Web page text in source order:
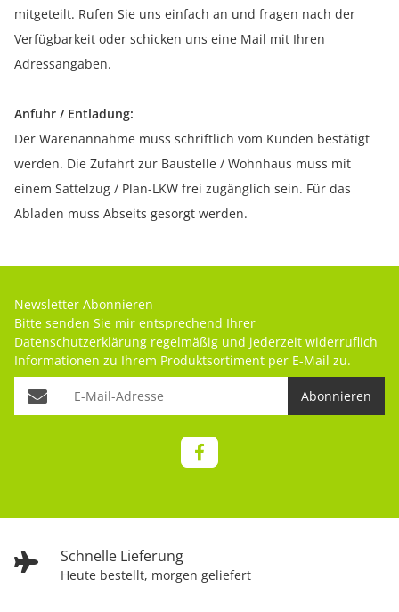
mitgeteilt. Rufen Sie uns einfach an und fragen nach der
Verfügbarkeit oder schicken uns eine Mail mit Ihren
Adressangaben.
Anfuhr / Entladung:
Der Warenannahme muss schriftlich vom Kunden bestätigt
werden. Die Zufahrt zur Baustelle / Wohnhaus muss mit
einem Sattelzug / Plan-LKW frei zugänglich sein. Für das
Abladen muss Abseits gesorgt werden.
Schnelle Lieferung
Heute bestellt, morgen geliefert
Newsletter Abonnieren
Bitte senden Sie mir entsprechend Ihrer
Datenschutzerklärung regelmäßig und jederzeit widerruflich
Informationen zu Ihrem Produktsortiment per E-Mail zu.
Abonnieren